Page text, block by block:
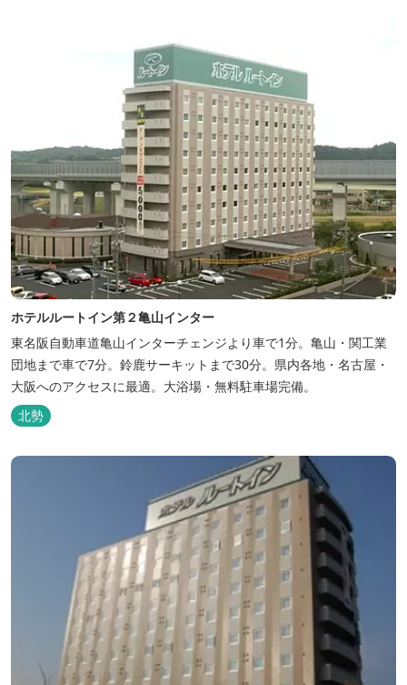
ホテルルートイン第２亀山インター
東名阪自動車道亀山インターチェンジより車で1分。亀山・関工業
団地まで車で7分。鈴鹿サーキットまで30分。県内各地・名古屋・
大阪へのアクセスに最適。大浴場・無料駐車場完備。
北勢